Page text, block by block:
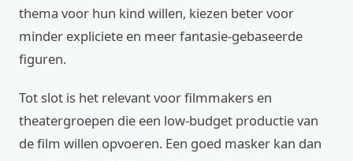
thema voor hun kind willen, kiezen beter voor
minder expliciete en meer fantasie-gebaseerde
figuren.
Tot slot is het relevant voor filmmakers en
theatergroepen die een low-budget productie van
de film willen opvoeren. Een goed masker kan dan